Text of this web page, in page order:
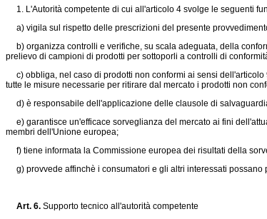
1. L'Autorità competente di cui all'articolo 4 svolge le seguenti
a) vigila sul rispetto delle prescrizioni del presente
b) organizza controlli e verifiche, su scala adeguata, della
prelievo di campioni di prodotti per sottoporli a controlli di
c) obbliga, nel caso di prodotti non conformi ai sensi dell'articolo
tutte le misure necessarie per ritirare dal mercato i prodotti non
d) è responsabile dell'applicazione delle clausole di
e) garantisce un'efficace sorveglianza del mercato ai fini
membri dell'Unione europea;
f) tiene informata la Commissione europea dei risultati della
g) provvede affinchè i consumatori e gli altri interessati
Art. 6. Supporto tecnico all'autorità competente